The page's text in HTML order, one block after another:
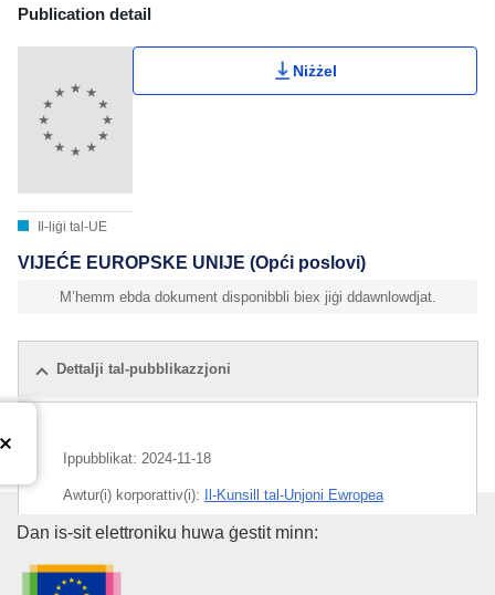
Publication Detail Actions Portlet
Publication detail
Il-liġi tal-UE
Niżżel
VIJEĆE EUROPSKE UNIJE (Opći poslovi)
M’hemm ebda dokument disponibbli biex jiġi ddawnlowdjat.
Dettalji tal-pubblikazzjoni
Ippubblikat: 2024-11-18
Awtur(i) korporattiv(i): Il-Kunsill tal-Unjoni Ewropea
IMMC : ST 15634 2024 INIT
L-Uffiċċju tal-Pubblikazzjonijiet
Dan is-sit elettroniku huwa ġestit minn: